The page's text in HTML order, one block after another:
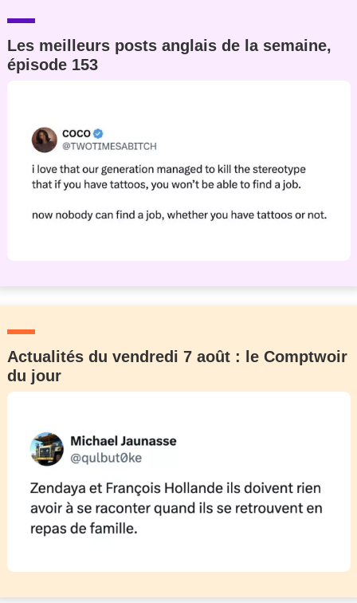
Les meilleurs posts anglais de la semaine,
épisode 153
Actualités du vendredi 7 août : le Comptwoir
du jour